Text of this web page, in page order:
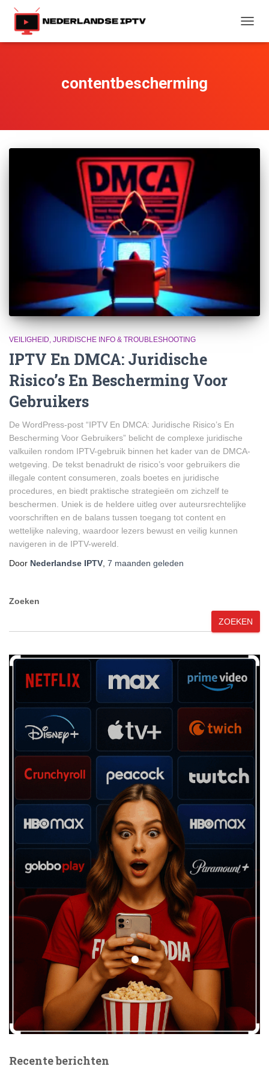
contentbescherming
VEILIGHEID, JURIDISCHE INFO & TROUBLESHOOTING
IPTV En DMCA: Juridische
Risico’s En Bescherming Voor
Gebruikers
De WordPress-post “IPTV En DMCA: Juridische Risico’s En
Bescherming Voor Gebruikers” belicht de complexe juridische
valkuilen rondom IPTV-gebruik binnen het kader van de DMCA-
wetgeving. De tekst benadrukt de risico’s voor gebruikers die
illegale content consumeren, zoals boetes en juridische
procedures, en biedt praktische strategieën om zichzelf te
beschermen. Uniek is de heldere uitleg over auteursrechtelijke
voorschriften en de balans tussen toegang tot content en
wettelijke naleving, waardoor lezers bewust en veilig kunnen
navigeren in de IPTV-wereld.
Door Nederlandse IPTV 7 maanden geleden
Zoeken
ZOEKEN
Recente berichten